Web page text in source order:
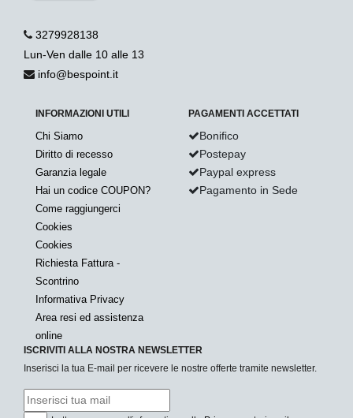
3279928138
Lun-Ven dalle 10 alle 13
info@bespoint.it
INFORMAZIONI UTILI
Chi Siamo
Diritto di recesso
Garanzia legale
Hai un codice COUPON?
Come raggiungerci
Cookies
Cookies
Richiesta Fattura -
Scontrino
Informativa Privacy
Area resi ed assistenza
online
PAGAMENTI ACCETTATI
Bonifico
Postepay
Paypal express
Pagamento in Sede
ISCRIVITI ALLA NOSTRA NEWSLETTER
Inserisci la tua E-mail per ricevere le nostre offerte tramite newsletter.